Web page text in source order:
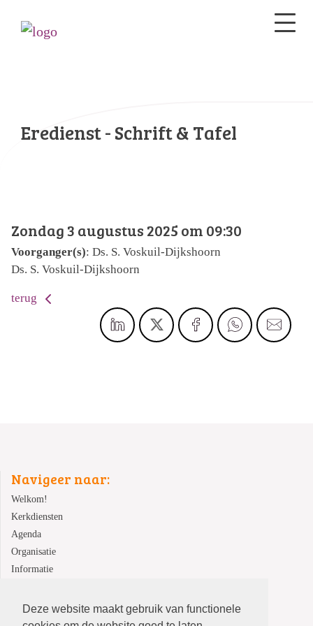
Deze website maakt gebruik van functionele
Eredienst - Schrift & Tafel
Zondag 3 augustus 2025 om 09:30
Voorganger(s): Ds. S. Voskuil-Dijkshoorn
Ds. S. Voskuil-Dijkshoorn
terug
Navigeer naar:
Welkom!
Kerkdiensten
Agenda
Organisatie
Informatie